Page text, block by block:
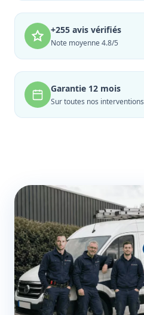
+255 avis vérifiés
Note moyenne 4.8/5
Garantie 12 mois
Sur toutes nos interventions